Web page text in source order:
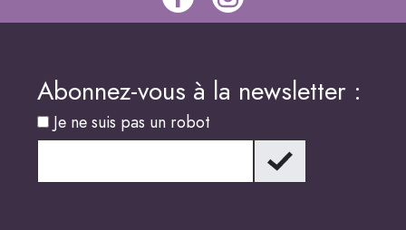
Abonnez-vous à la newsletter :
Je ne suis pas un robot